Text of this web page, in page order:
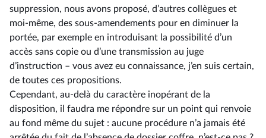
suppression, nous avons proposé, d’autres collègues et
moi-même, des sous-amendements pour en diminuer la
portée, par exemple en introduisant la possibilité d’un
accès sans copie ou d’une transmission au juge
d’instruction –⁠ vous avez eu connaissance, j’en suis certain,
de toutes ces propositions.
Cependant, au-delà du caractère inopérant de la
disposition, il faudra me répondre sur un point qui renvoie
au fond même du sujet : aucune procédure n’a jamais été